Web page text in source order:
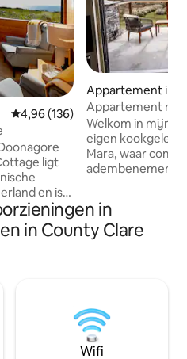
Gemiddelde beoordeling van
4,96 (136)
ligt
en is
de
10-15
niet te
klein
Appartement in
na
Appartement
zee
Welkom in mijn
eigen
Mara, waar
adembenemend
toevluchtsoord.
appartement 'An
toevluchtsoord betekent.
ruime oase die is
de moderne en
compleet met
verjongende
in
in County Clare
Wifi